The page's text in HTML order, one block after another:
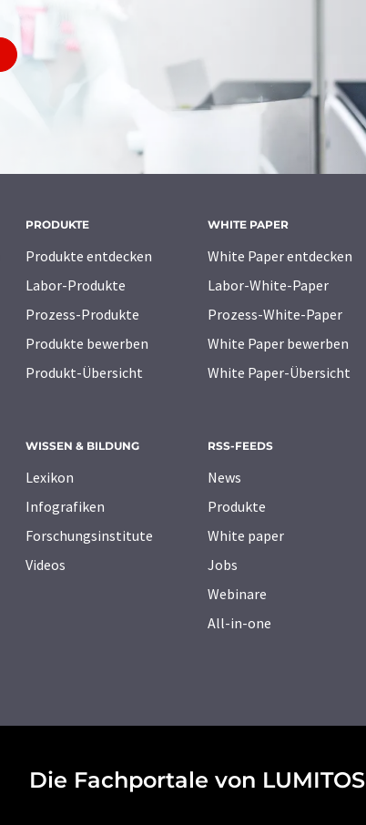
PRODUKTE
Produkte entdecken
Labor-Produkte
Prozess-Produkte
Produkte bewerben
Produkt-Übersicht
WHITE PAPER
White Paper entdecken
Labor-White-Paper
Prozess-White-Paper
White Paper bewerben
White Paper-Übersicht
WISSEN & BILDUNG
Lexikon
Infografiken
Forschungsinstitute
Videos
RSS-FEEDS
News
Produkte
White paper
Jobs
Webinare
All-in-one
Die Fachportale von LUMITOS